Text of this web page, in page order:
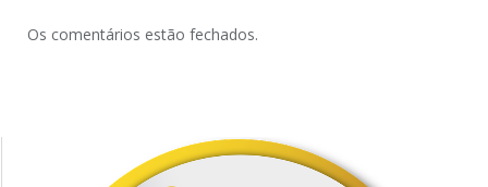
Os comentários estão fechados.